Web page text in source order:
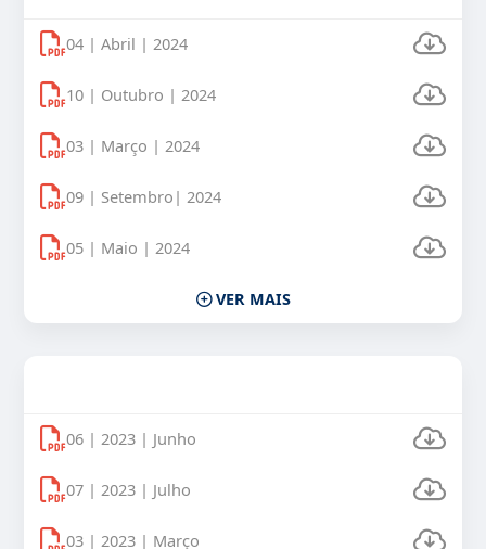
04 | Abril | 2024
10 | Outubro | 2024
03 | Março | 2024
09 | Setembro| 2024
05 | Maio | 2024
VER MAIS
06 | 2023 | Junho
07 | 2023 | Julho
03 | 2023 | Março